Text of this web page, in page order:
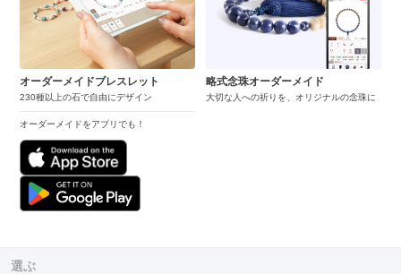
オーダーメイドブレスレット
230種以上の石で自由にデザイン
オーダーメイドをアプリでも！
略式念珠オーダーメイド
大切な人への祈りを、オリジナルの念珠に
選ぶ